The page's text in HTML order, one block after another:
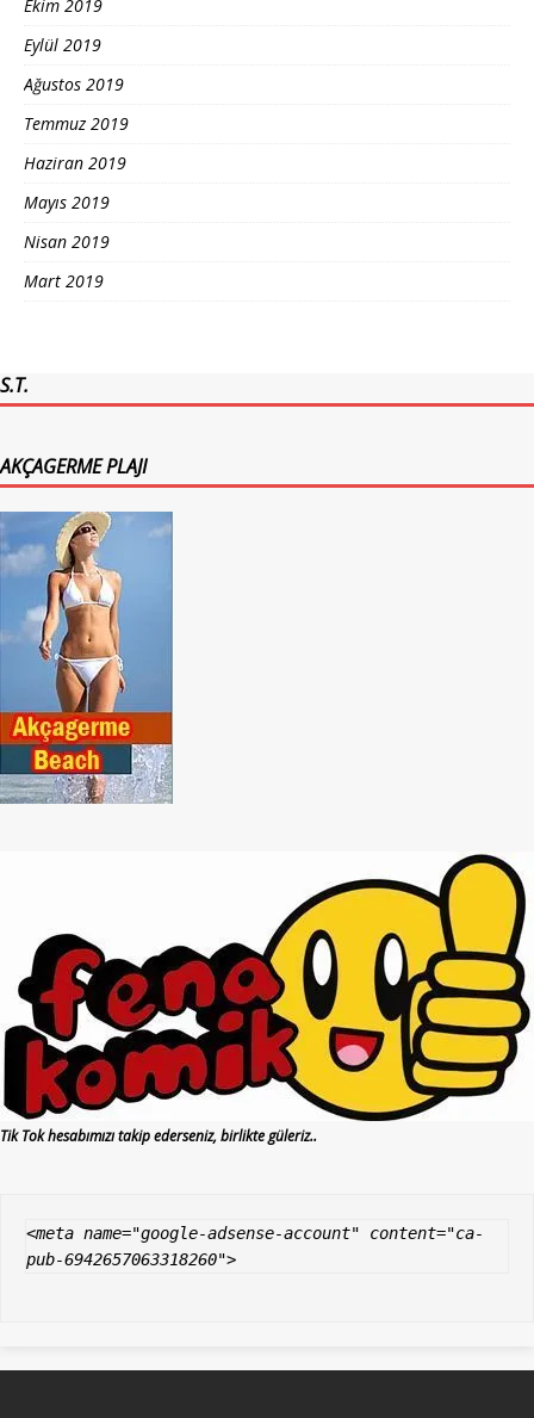
Ekim 2019
Eylül 2019
Ağustos 2019
Temmuz 2019
Haziran 2019
Mayıs 2019
Nisan 2019
Mart 2019
S.T.
AKÇAGERME PLAJI
Tik Tok hesabımızı takip ederseniz, birlikte güleriz..
<meta name="google-adsense-account" content="ca-
pub-6942657063318260">